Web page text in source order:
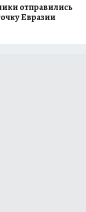
отправились
Евразии